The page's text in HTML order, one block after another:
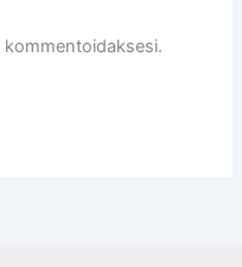
kommentoidaksesi.